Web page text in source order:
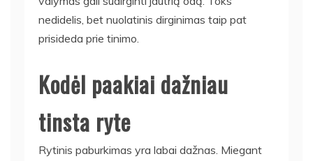
nedidelis, bet nuolatinis dirginimas taip pat
prisideda prie tinimo.
Kodėl paakiai dažniau
tinsta ryte
Rytinis paburkimas yra labai dažnas. Miegant